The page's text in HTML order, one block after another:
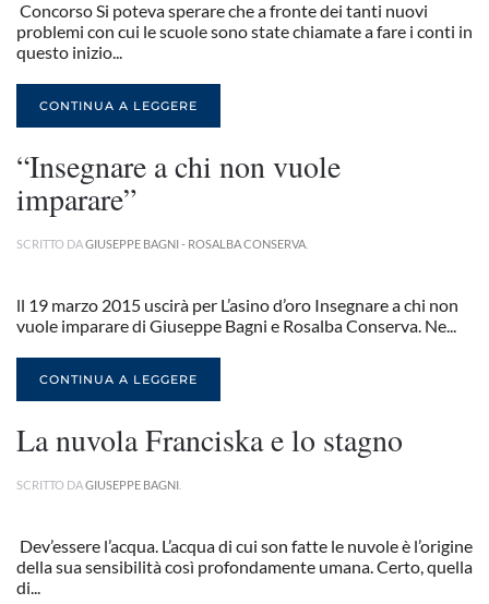
Concorso Si poteva sperare che a fronte dei tanti nuovi
problemi con cui le scuole sono state chiamate a fare i conti in
questo inizio...
CONTINUA A LEGGERE
“Insegnare a chi non vuole
imparare”
SCRITTO DAGIUSEPPE BAGNI - ROSALBA CONSERVA
ll 19 marzo 2015 uscirà per L’asino d’oro Insegnare a chi non
vuole imparare di Giuseppe Bagni e Rosalba Conserva. Ne...
CONTINUA A LEGGERE
La nuvola Franciska e lo stagno
SCRITTO DAGIUSEPPE BAGNI
Dev’essere l’acqua. L’acqua di cui son fatte le nuvole è l’origine
della sua sensibilità così profondamente umana. Certo, quella
di...